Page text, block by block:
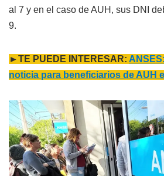
al 7 y en el caso de AUH, sus DNI
9.
►TE PUEDE INTERESAR:
noticia para beneficiarios de AUH